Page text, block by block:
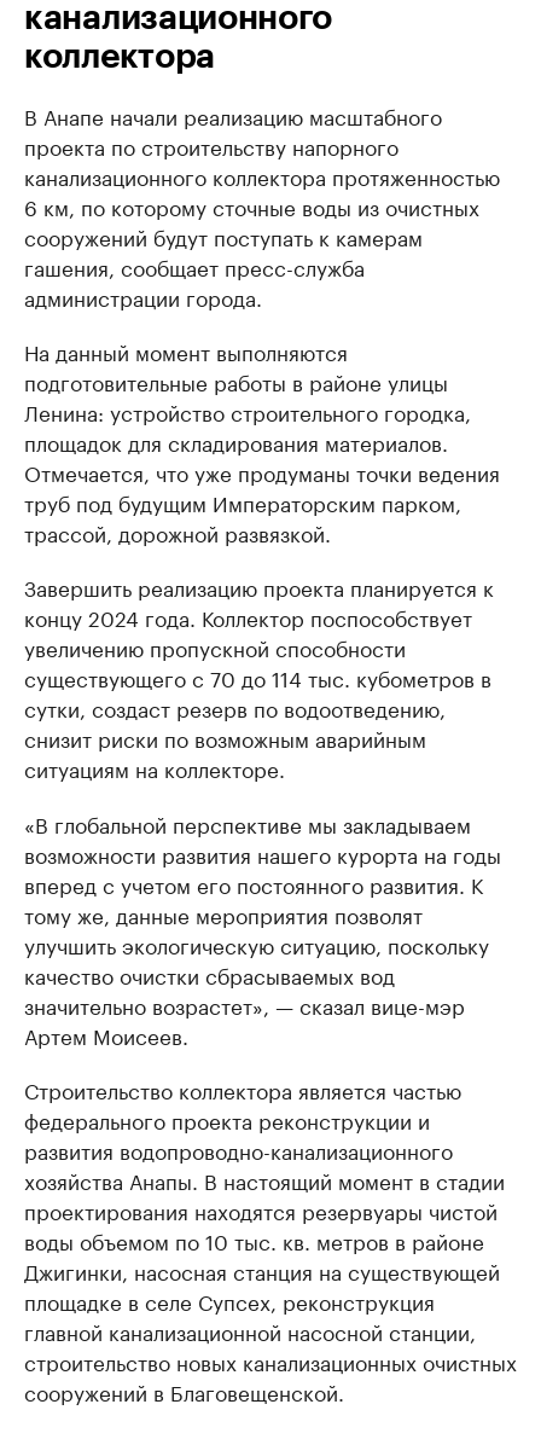
канализационного
коллектора
В Анапе начали реализацию масштабного
проекта по строительству напорного
канализационного коллектора протяженностью
6 км, по которому сточные воды из очистных
сооружений будут поступать к камерам
гашения, сообщает пресс-служба
администрации города.
На данный момент выполняются
подготовительные работы в районе улицы
Ленина: устройство строительного городка,
площадок для складирования материалов.
Отмечается, что уже продуманы точки ведения
труб под будущим Императорским парком,
трассой, дорожной развязкой.
Завершить реализацию проекта планируется к
концу 2024 года. Коллектор поспособствует
увеличению пропускной способности
существующего с 70 до 114 тыс. кубометров в
сутки, создаст резерв по водоотведению,
снизит риски по возможным аварийным
ситуациям на коллекторе.
«В глобальной перспективе мы закладываем
возможности развития нашего курорта на годы
вперед с учетом его постоянного развития. К
тому же, данные мероприятия позволят
улучшить экологическую ситуацию, поскольку
качество очистки сбрасываемых вод
значительно возрастет», — сказал вице-мэр
Артем Моисеев.
Строительство коллектора является частью
федерального проекта реконструкции и
развития водопроводно-канализационного
хозяйства Анапы. В настоящий момент в стадии
проектирования находятся резервуары чистой
воды объемом по 10 тыс. кв. метров в районе
Джигинки, насосная станция на существующей
площадке в селе Супсех, реконструкция
главной канализационной насосной станции,
строительство новых канализационных очистных
сооружений в Благовещенской.